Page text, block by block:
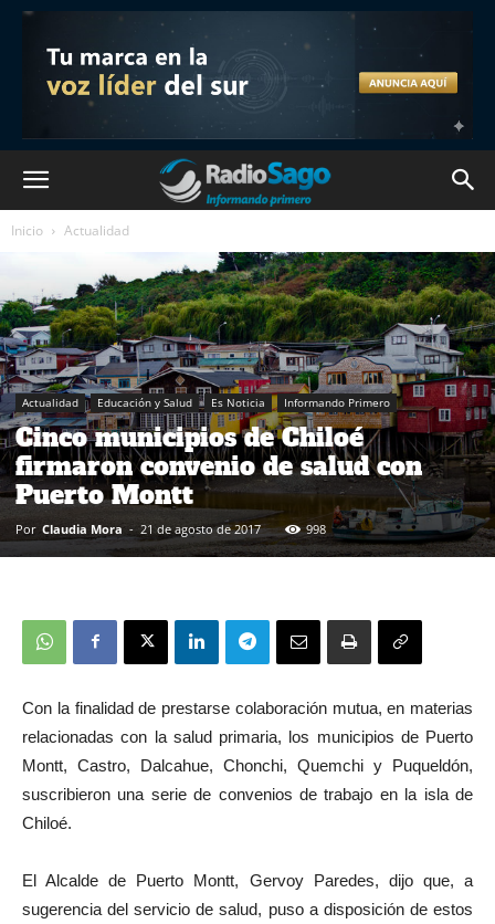
Inicio Actualidad
Actualidad Educación y Salud Es Noticia Informando Primero
Cinco municipios de Chiloé
firmaron convenio de salud con
Puerto Montt
Por Claudia Mora - 21 de agosto de 2017 998
Con la finalidad de prestarse colaboración mutua, en materias
relacionadas con la salud primaria, los municipios de Puerto
Montt, Castro, Dalcahue, Chonchi, Quemchi y Puqueldón,
suscribieron una serie de convenios de trabajo en la isla de
Chiloé.
El Alcalde de Puerto Montt, Gervoy Paredes, dijo que, a
sugerencia del servicio de salud, puso a disposición de estos